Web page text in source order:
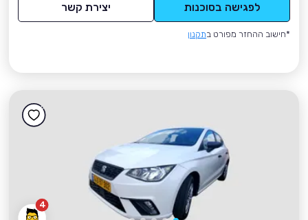
לפגישה בסוכנות יצירת קשר
*חישוב ההחזר מפורט בתקנון
4